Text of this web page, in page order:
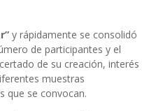
y rápidamente se consolidó
de participantes y el
de su creación, interés
muestras
que se convocan.